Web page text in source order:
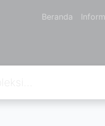
Beranda